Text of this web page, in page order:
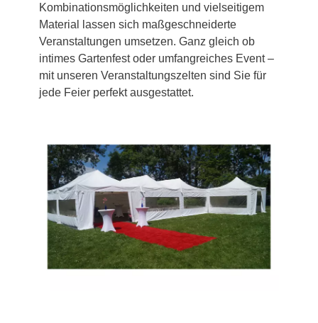
Kombinationsmöglichkeiten und vielseitigem
Material lassen sich maßgeschneiderte
Veranstaltungen umsetzen. Ganz gleich ob
intimes Gartenfest oder umfangreiches Event –
mit unseren Veranstaltungszelten sind Sie für
jede Feier perfekt ausgestattet.